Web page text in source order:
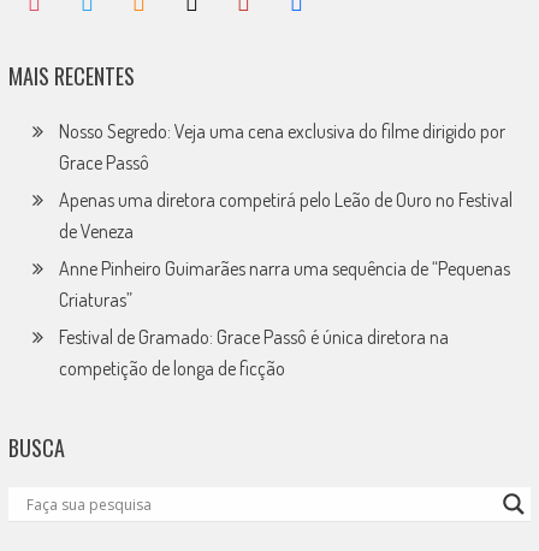
MAIS RECENTES
Nosso Segredo: Veja uma cena exclusiva do filme dirigido por
Grace Passô
Apenas uma diretora competirá pelo Leão de Ouro no Festival
de Veneza
Anne Pinheiro Guimarães narra uma sequência de “Pequenas
Criaturas”
Festival de Gramado: Grace Passô é única diretora na
competição de longa de ficção
BUSCA